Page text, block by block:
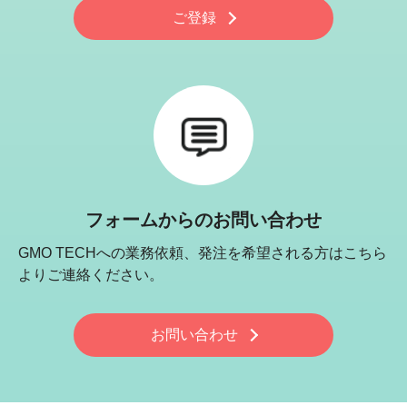
ご登録
フォームからのお問い合わせ
GMO TECHへの業務依頼、発注を希望される方はこちら
よりご連絡ください。
お問い合わせ